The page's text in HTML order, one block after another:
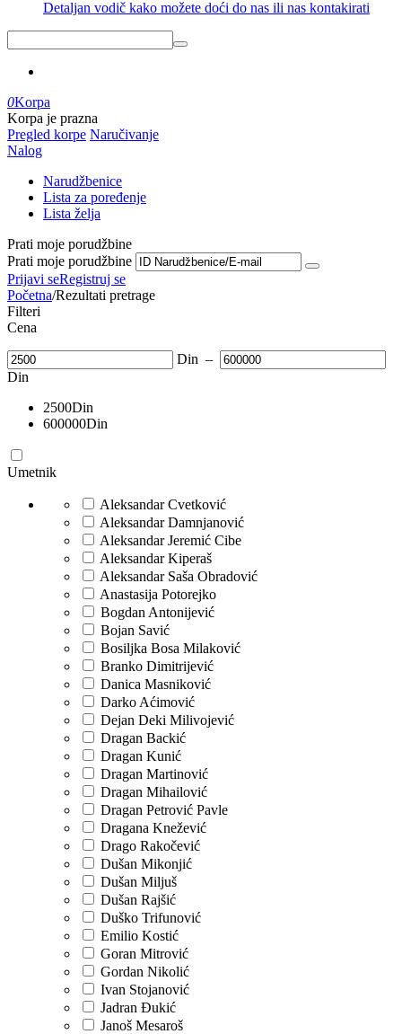
Detaljan vodič kako možete doći do nas ili nas kontakirati
0Korpa
Korpa je prazna
Pregled korpe Naručivanje
Nalog
Narudžbenice
Lista za poređenje
Lista želja
Prati moje porudžbine
Prati moje porudžbine
Prijavi seRegistruj se
Početna/Rezultati pretrage
Filteri
Cena
Din –
Din
2500Din
600000Din
Umetnik
Aleksandar Cvetković
Aleksandar Damnjanović
Aleksandar Jeremić Cibe
Aleksandar Kiperaš
Aleksandar Saša Obradović
Anastasija Potorejko
Bogdan Antonijević
Bojan Savić
Bosiljka Bosa Milaković
Branko Dimitrijević
Danica Masniković
Darko Aćimović
Dejan Deki Milivojević
Dragan Backić
Dragan Kunić
Dragan Martinović
Dragan Mihailović
Dragan Petrović Pavle
Dragana Knežević
Drago Rakočević
Dušan Mikonjić
Dušan Miljuš
Dušan Rajšić
Duško Trifunović
Emilio Kostić
Goran Mitrović
Gordan Nikolić
Ivan Stojanović
Jadran Đukić
Janoš Mesaroš